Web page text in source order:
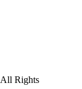
All Rights